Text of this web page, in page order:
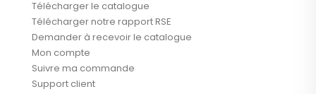
Télécharger le catalogue
Télécharger notre rapport RSE
Demander à recevoir le catalogue
Mon compte
Suivre ma commande
Support client